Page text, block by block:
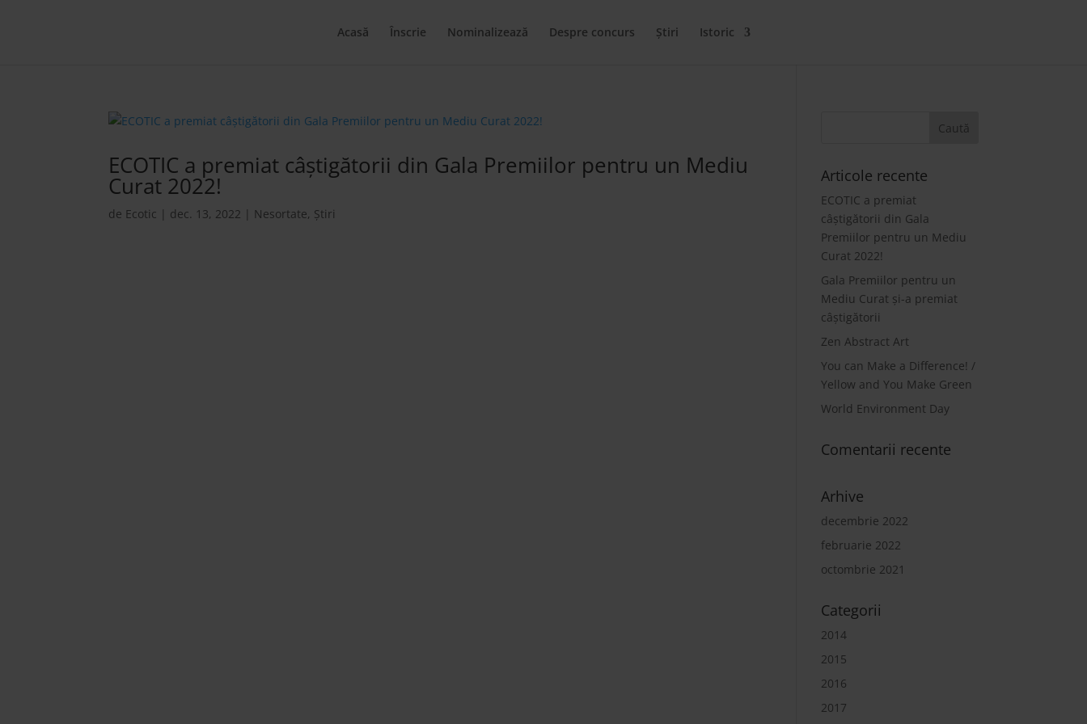
Acasă Înscrie Nominalizează Despre concurs Știri Istoric
ECOTIC a premiat câștigătorii din Gala Premiilor pentru un Mediu
Curat 2022!
de Ecotic | dec. 13, 2022 | Nesortate, Știri
Articole recente
ECOTIC a premiat
câștigătorii din Gala
Premiilor pentru un Mediu
Curat 2022!
Gala Premiilor pentru un
Mediu Curat și-a premiat
câștigătorii
Zen Abstract Art
You can Make a Difference! /
Yellow and You Make Green
World Environment Day
Comentarii recente
Arhive
decembrie 2022
februarie 2022
octombrie 2021
Categorii
2014
2015
2016
2017